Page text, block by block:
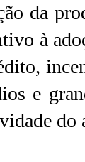
da
à
e